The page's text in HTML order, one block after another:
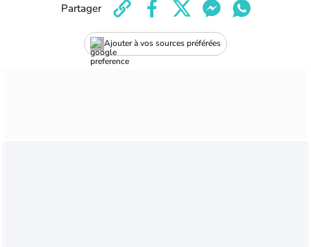
Ajouter à vos sources préférées
Partager